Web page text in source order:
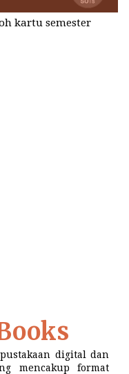
kartu semester
digital dan
mencakup format